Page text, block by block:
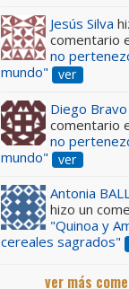
Jesús Silva
comentario
no
mundo"
ver
Diego Bravo
comentario
no
mundo"
ver
Antonia
hizo un
"Quinoa y
cereales sagrados"
ver más